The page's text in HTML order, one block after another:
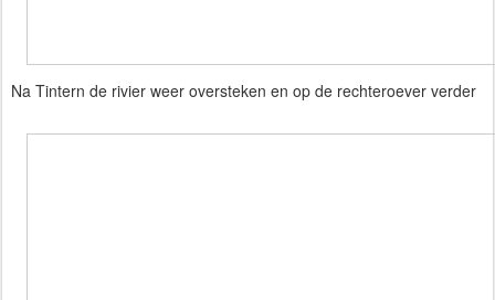
Na Tintern de rivier weer oversteken en op de rechteroever verder